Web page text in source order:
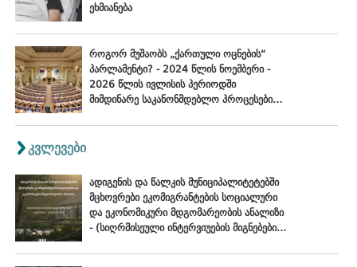
ეხმიანება
როგორ მუშაობს „ქართული ოცნების“
პარლამენტი? - 2024 წლის ნოემბერი -
2026 წლის ივლისის პერიოდში
მიმდინარე საკანონმდებლო პროცესების
კვლევები
ადიგენის და წალკის მუნიციპალიტეტებში
მცხოვრები ეკომიგრანტების სოციალური
და ეკონომიკური მდგომარეობის ანალიზი
- (სიღრმისეული ინტერვიუების მიგნებები),